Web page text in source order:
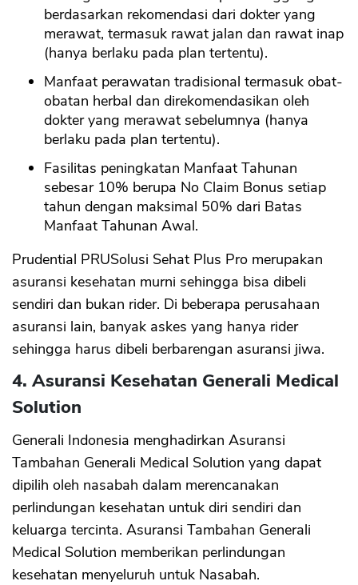
berdasarkan rekomendasi dari dokter yang
merawat, termasuk rawat jalan dan rawat inap
(hanya berlaku pada plan tertentu).
Manfaat perawatan tradisional termasuk obat-
obatan herbal dan direkomendasikan oleh
dokter yang merawat sebelumnya (hanya
berlaku pada plan tertentu).
Fasilitas peningkatan Manfaat Tahunan
sebesar 10% berupa No Claim Bonus setiap
tahun dengan maksimal 50% dari Batas
Manfaat Tahunan Awal.
Prudential PRUSolusi Sehat Plus Pro merupakan
asuransi kesehatan murni sehingga bisa dibeli
sendiri dan bukan rider. Di beberapa perusahaan
asuransi lain, banyak askes yang hanya rider
sehingga harus dibeli berbarengan asuransi jiwa.
4. Asuransi Kesehatan Generali Medical
Solution
Generali Indonesia menghadirkan Asuransi
Tambahan Generali Medical Solution yang dapat
dipilih oleh nasabah dalam merencanakan
perlindungan kesehatan untuk diri sendiri dan
keluarga tercinta. Asuransi Tambahan Generali
Medical Solution memberikan perlindungan
kesehatan menyeluruh untuk Nasabah.